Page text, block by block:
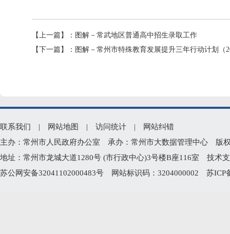
【上一篇】： 图解－常武地区普通高中招生录取工作
【下一篇】： 图解－常州市特殊教育发展提升三年行动计划（
联系我们 | 网站地图 | 访问统计 |
网站纠错
主办：常州市人民政府办公室 承办：常州市大数据管理中心 版
地址：常州市龙城大道1280号 (市行政中心)3号楼B座116室 技术
苏公网安备32041102000483号 网站标识码：3204000002 苏ICP